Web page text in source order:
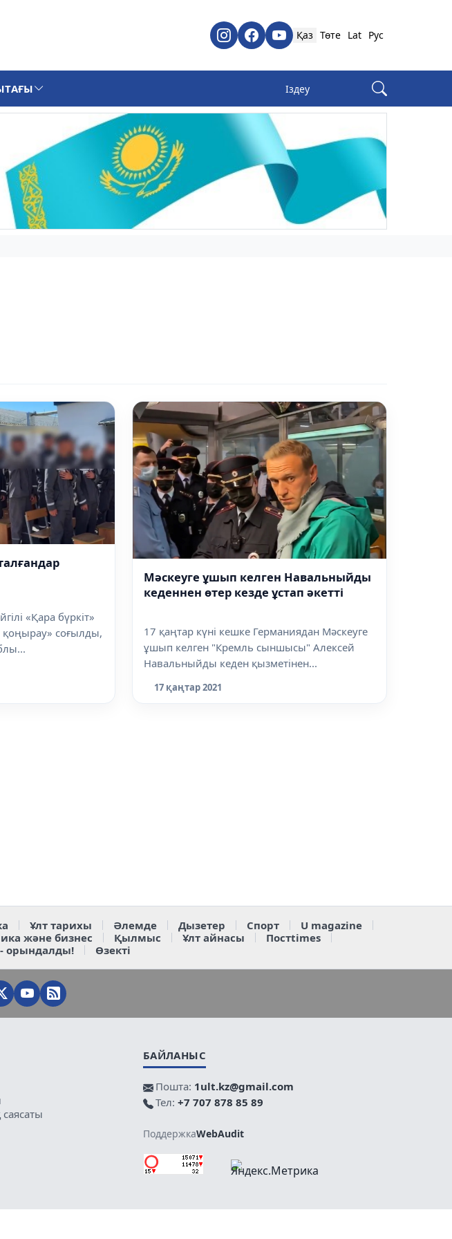
Қаз Төте Lat Рус
ТАҒЫ
«Қара бүркіт»
соғылды,
Мәскеуге ұшып келген Навальныйды
кеденнен өтер кезде ұстап әкетті
17 қаңтар күні кешке Германиядан Мәскеуге
ұшып келген "Кремль сыншысы" Алексей
Навальныйды кеден қызметінен...
17 қаңтар 2021
Ұлт тарихы Әлемде Дызетер Спорт
U magazine
және бизнес Қылмыс Ұлт айнасы
Постtimes
орындалды! Өзекті
БАЙЛАНЫС
Пошта: 1ult.kz@gmail.com
Тел: +7 707 878 85 89
ПоддержкаWebAudit